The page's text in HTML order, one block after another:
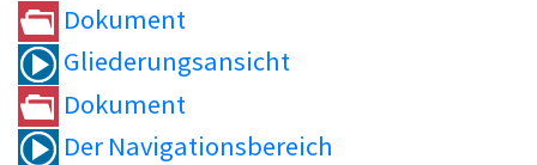
Dokument
Gliederungsansicht
Dokument
Der Navigationsbereich